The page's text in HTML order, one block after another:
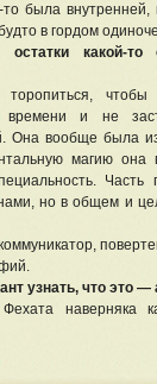
то была
в гордом
какой-то
чтобы
времени и не
Она вообще была
магию она
Часть
но в общем и
узнать, что это —
наверняка